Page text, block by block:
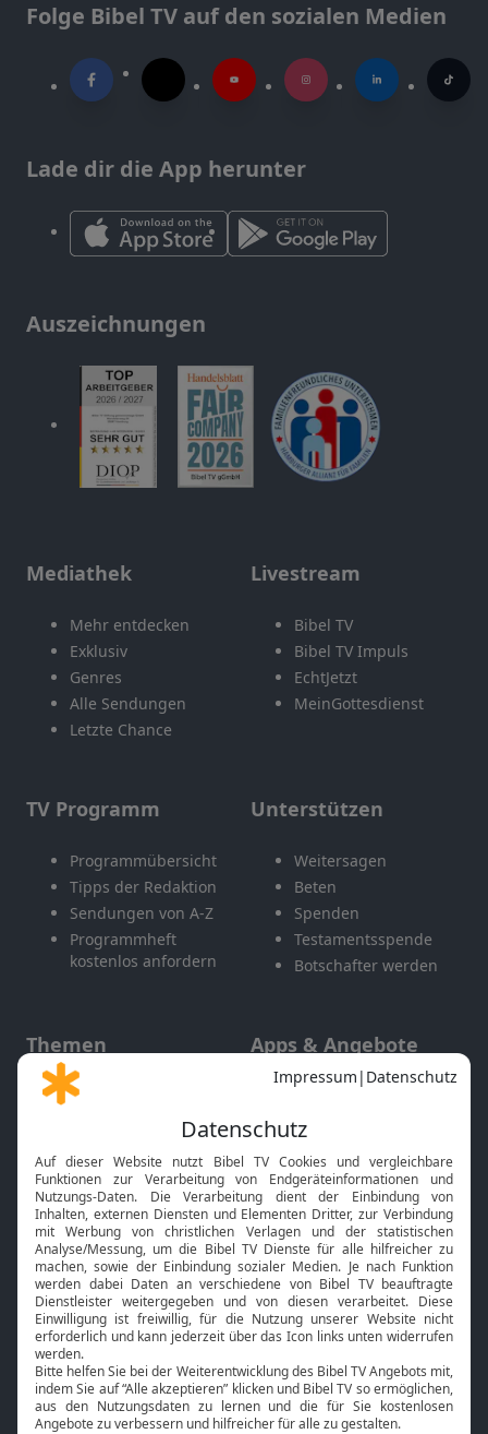
Folge Bibel TV auf den sozialen Medien
Lade dir die App herunter
Auszeichnungen
Mediathek
Mehr entdecken
Exklusiv
Genres
Alle Sendungen
Letzte Chance
Livestream
Bibel TV
Bibel TV Impuls
EchtJetzt
MeinGottesdienst
TV Programm
Programmübersicht
Tipps der Redaktion
Sendungen von A-Z
Programmheft
kostenlos anfordern
Unterstützen
Weitersagen
Beten
Spenden
Testamentsspende
Botschafter werden
Themen
Gott und Bibel erklärt
Neuigkeiten
Apps & Angebote
Mobile App
Smart TV
HbbTV
Bibelthek Online-Bibel
Nächster Gottesdienst
Bibel TV
Über uns
Jobs
Service
Kontakt
TV-Empfang